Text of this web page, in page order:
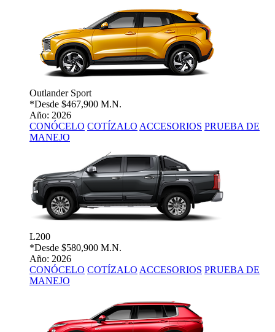
Outlander Sport
*Desde $467,900 M.N.
Año: 2026
CONÓCELO COTÍZALO ACCESORIOS PRUEBA DE
MANEJO
L200
*Desde $580,900 M.N.
Año: 2026
CONÓCELO COTÍZALO ACCESORIOS PRUEBA DE
MANEJO